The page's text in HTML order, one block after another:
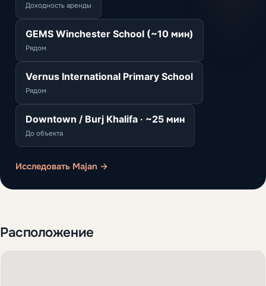
Доходность аренды
GEMS Winchester School (~10 мин)
Рядом
Vernus International Primary School
Рядом
Downtown / Burj Khalifa · ~25 мин
До объекта
Исследовать Majan →
Расположение